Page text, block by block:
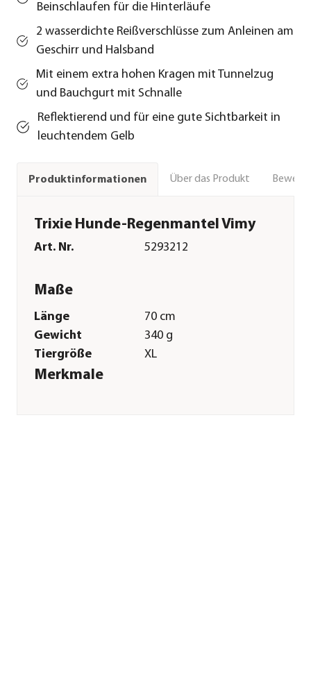
Beinschlaufen für die Hinterläufe
2 wasserdichte Reißverschlüsse zum Anleinen am
Geschirr und Halsband
Mit einem extra hohen Kragen mit Tunnelzug
und Bauchgurt mit Schnalle
Reflektierend und für eine gute Sichtbarkeit in
leuchtendem Gelb
Produktinformationen Über das Produkt
Trixie Hunde-Regenmantel Vimy
Art. Nr. 5293212
Maße
Länge
70 cm
Gewicht
340 g
Tiergröße
XL
Merkmale